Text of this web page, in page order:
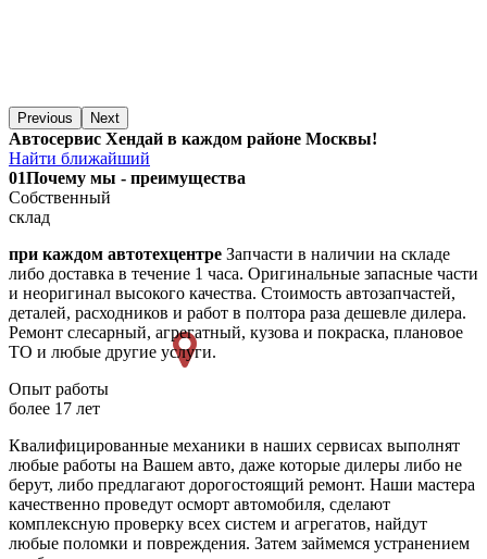
Previous Next
Автосервис Хендай в каждом районе Москвы!
Найти ближайший
01Почему мы - преимущества
Собственный
склад
при каждом автотехцентре Запчасти в наличии на складе
либо доставка в течение 1 часа. Оригинальные запасные части
и неоригинал высокого качества. Стоимость автозапчастей,
деталей, расходников и работ в полтора раза дешевле дилера.
Ремонт слесарный, агрегатный, кузова и покраска, плановое
ТО и любые другие услуги.
Опыт работы
более 17 лет
Квалифицированные механики в наших сервисах выполнят
любые работы на Вашем авто, даже которые дилеры либо не
берут, либо предлагают дорогостоящий ремонт. Наши мастера
качественно проведут осморт автомобиля, сделают
комплексную проверку всех систем и агрегатов, найдут
любые поломки и повреждения. Затем займемся устранением